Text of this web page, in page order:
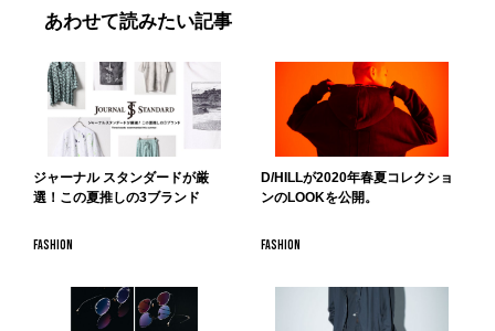
あわせて読みたい記事
ジャーナル スタンダードが厳
選！この夏推しの3ブランド
FASHION
D/HILLが2020年春夏コレクショ
ンのLOOKを公開。
FASHION